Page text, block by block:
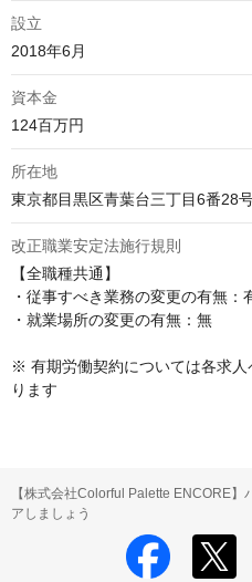
設立
2018年6月
資本金
124百万円
所在地
東京都目黒区青葉台三丁目6番28
改正職業安定法施行規則
【全職種共通】
・従事すべき業務の変更の有無：
・就業場所の変更の有無：無
※ 有期労働契約については各求
ります
【株式会社Colorful Palette ENCORE
アしましょう